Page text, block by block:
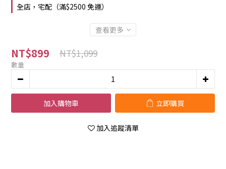
全店，宅配（滿$2500 免運）
查看更多
NT$899 NT$1,099
數量
加入購物車 立即購買
加入追蹤清單